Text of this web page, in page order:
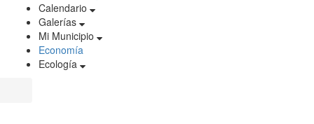
Calendario
Galerías
Mi Municipio
Economía
Ecología